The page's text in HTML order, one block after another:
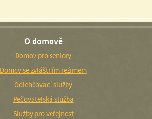
O domově
Domov pro seniory
Domov se zvláštním režimem
Odlehčovací služby
Pečovatelská služba
Služby pro veřejnost